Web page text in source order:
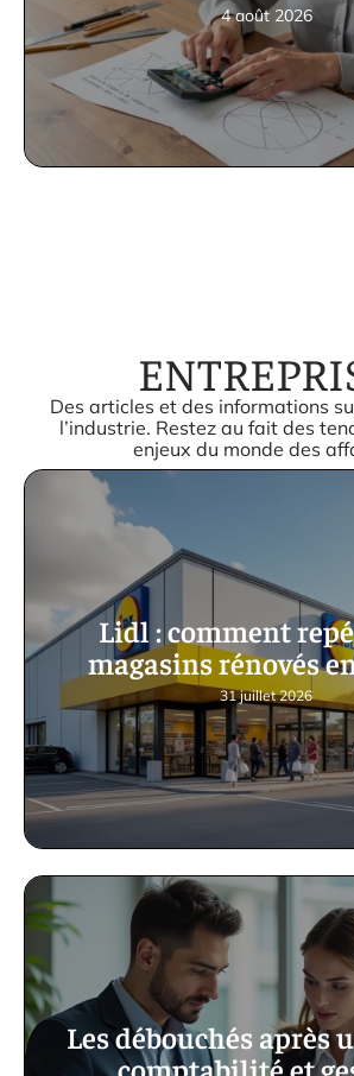
4 août 2026
Des articles et des informations
l’industrie. Restez au fait des
enjeux du monde des
Lidl : comment
magasins rénovés
31 juillet 2026
Les débouchés après
comptabilité et